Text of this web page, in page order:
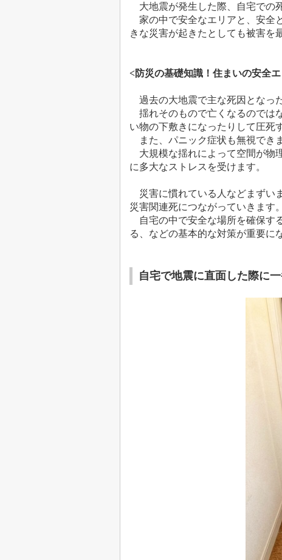
大地震が発生した際、自宅での
家の中で安全なエリアと、 安全
きな災害が起きたとしても被害を
<防災の基礎知識！住まいの安全
過去の大地震で主な死因となっ
揺れそのもので亡くなるのでは
い物の下敷きになったりして圧死
また、パニック症状も無視でき
大規模な揺れによって空間が物
に多大なストレスを受けます。
災害に慣れている人などまずい
災害関連死につながっていきます。
自宅の中で安全な場所を確保す
る、などの基本的な対策が重要に
自宅で地震に直面した際に